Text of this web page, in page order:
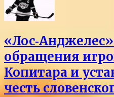
обращения
Копитара и
честь